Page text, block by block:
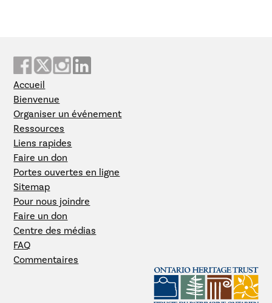
Accueil
Bienvenue
Organiser un événement
Ressources
Liens rapides
Faire un don
Portes ouvertes en ligne
Sitemap
Pour nous joindre
Faire un don
Centre des médias
FAQ
Commentaires